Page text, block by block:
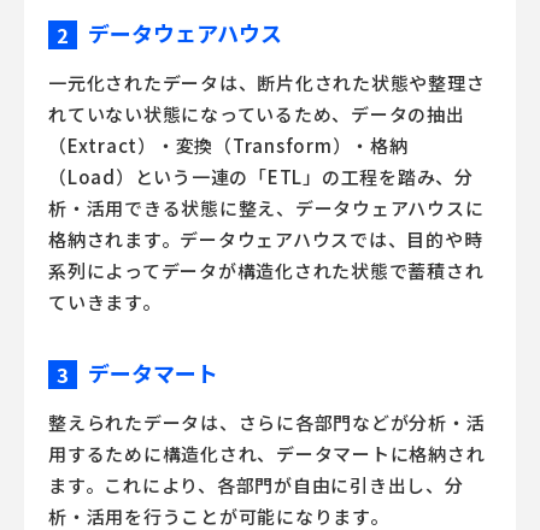
2 データウェアハウス
一元化されたデータは、断片化された状態や整理さ
れていない状態になっているため、データの抽出
（Extract）・変換（Transform）・格納
（Load）という一連の「ETL」の工程を踏み、分
析・活用できる状態に整え、データウェアハウスに
格納されます。データウェアハウスでは、目的や時
系列によってデータが構造化された状態で蓄積され
ていきます。
3 データマート
整えられたデータは、さらに各部門などが分析・活
用するために構造化され、データマートに格納され
ます。これにより、各部門が自由に引き出し、分
析・活用を行うことが可能になります。